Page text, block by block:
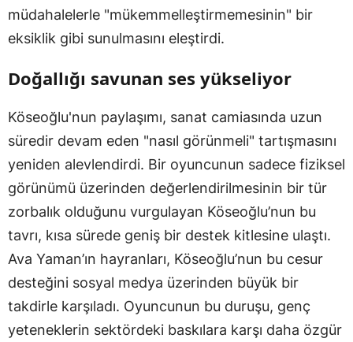
müdahalelerle "mükemmelleştirmemesinin" bir
eksiklik gibi sunulmasını eleştirdi.
Doğallığı savunan ses yükseliyor
Köseoğlu'nun paylaşımı, sanat camiasında uzun
süredir devam eden "nasıl görünmeli" tartışmasını
yeniden alevlendirdi. Bir oyuncunun sadece fiziksel
görünümü üzerinden değerlendirilmesinin bir tür
zorbalık olduğunu vurgulayan Köseoğlu’nun bu
tavrı, kısa sürede geniş bir destek kitlesine ulaştı.
Ava Yaman’ın hayranları, Köseoğlu’nun bu cesur
desteğini sosyal medya üzerinden büyük bir
takdirle karşıladı. Oyuncunun bu duruşu, genç
yeteneklerin sektördeki baskılara karşı daha özgür